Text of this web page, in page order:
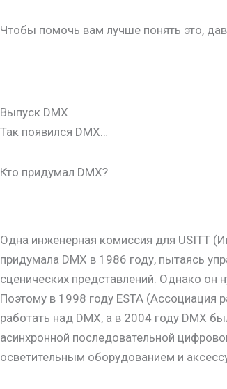
Чтобы помочь вам лучше понять это,
Выпуск DMX
Так появился DMX…
Кто придумал DMX?
Одна инженерная комиссия для USITT
придумала DMX в 1986 году, пытаясь
сценических представлений. Однако он
Поэтому в 1998 году ESTA (Ассоциация
работать над DMX, а в 2004 году DMX
асинхронной последовательной
осветительным оборудованием и